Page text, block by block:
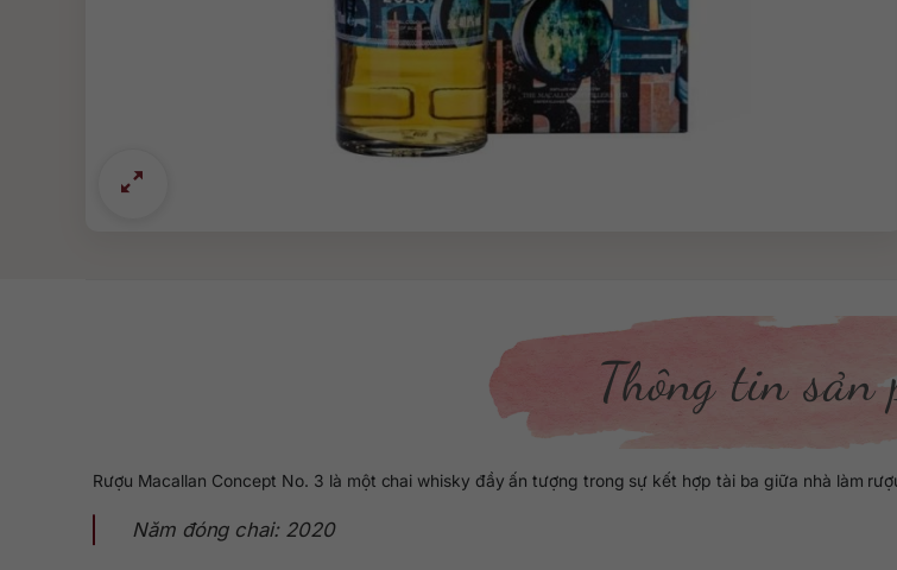
Thông tin sản
Rượu Macallan Concept No. 3 là một chai whisky đầy ấn tượng trong sự kết hợp tài ba giữa nhà làm
Năm đóng chai: 2020